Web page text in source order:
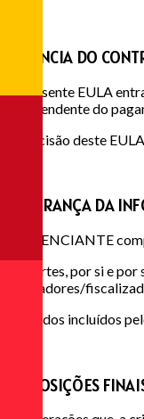
VIGÊNCIA DO
O presente EULA
independente do
A rescisão deste
SEGURANÇA DA
A LICENCIANTE
As partes, por si e
reguladores/
Os dados incluídos
DISPOSIÇÕES